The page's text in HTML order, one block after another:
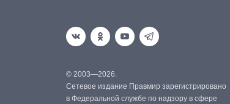
© 2003—2026.
Сетевое издание Правмир зарегистрировано
в Федеральной службе по надзору в сфере